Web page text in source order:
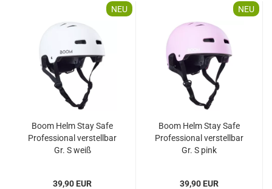
NEU
Boom Helm Stay Safe
Professional verstellbar
Gr. S weiß
39,90 EUR
NEU
Boom Helm Stay Safe
Professional verstellbar
Gr. S pink
39,90 EUR